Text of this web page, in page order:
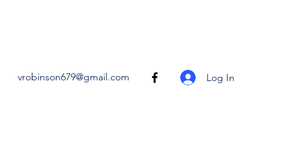
vrobinson679@gmail.com Log In